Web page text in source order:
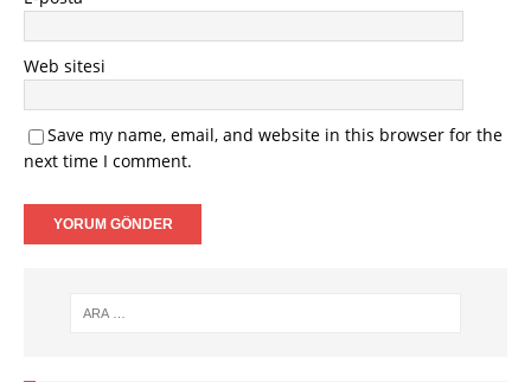
Web sitesi
Save my name, email, and website in this browser for the
next time I comment.